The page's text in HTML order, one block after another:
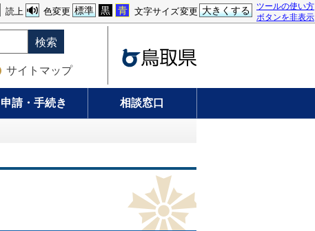
ツールの使い方
ボタンを非表示
文字サイズ変更 大きくする
色変更 標準 黒 青
読上
検索
サイトマップ
申請・手続き 相談窓口